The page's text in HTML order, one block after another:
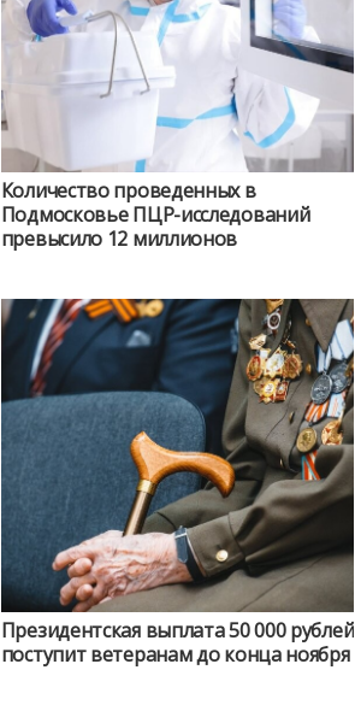
Количество проведенных в
Подмосковье ПЦР-исследований
превысило 12 миллионов
Президентская выплата 50 000 рублей
поступит ветеранам до конца ноября